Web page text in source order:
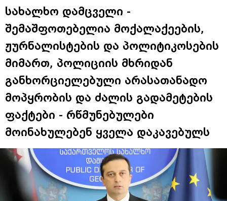
სახალხო დამცველი -
შემაშფოთებელია მოქალაქეების,
ჟურნალისტების და პოლიტიკოსების
მიმართ, პოლიციის მხრიდან
განხორციელებული არასათანადო
მოპყრობის და ძალის გადამეტების
ფაქტები - რწმუნებულები
მოინახულებენ ყველა დაკავებულს